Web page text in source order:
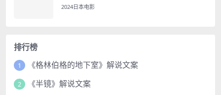
2024日本电影
排行榜
1 《格林伯格的地下室》解说文案
2 《半镜》解说文案